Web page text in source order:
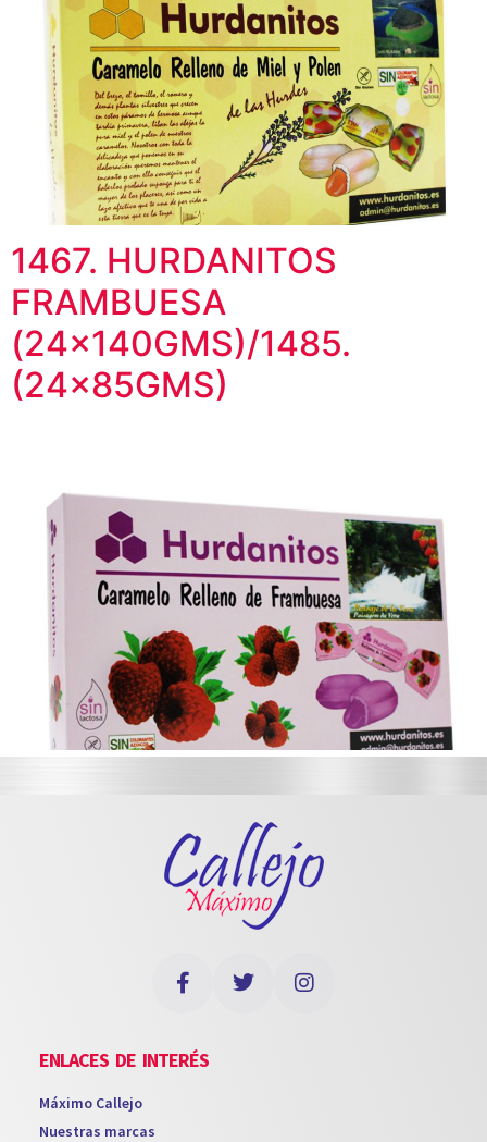
1467. HURDANITOS
FRAMBUESA
(24x140GMS)/1485.
(24x85GMS)
ENLACES DE INTERÉS
Máximo Callejo
Nuestras marcas